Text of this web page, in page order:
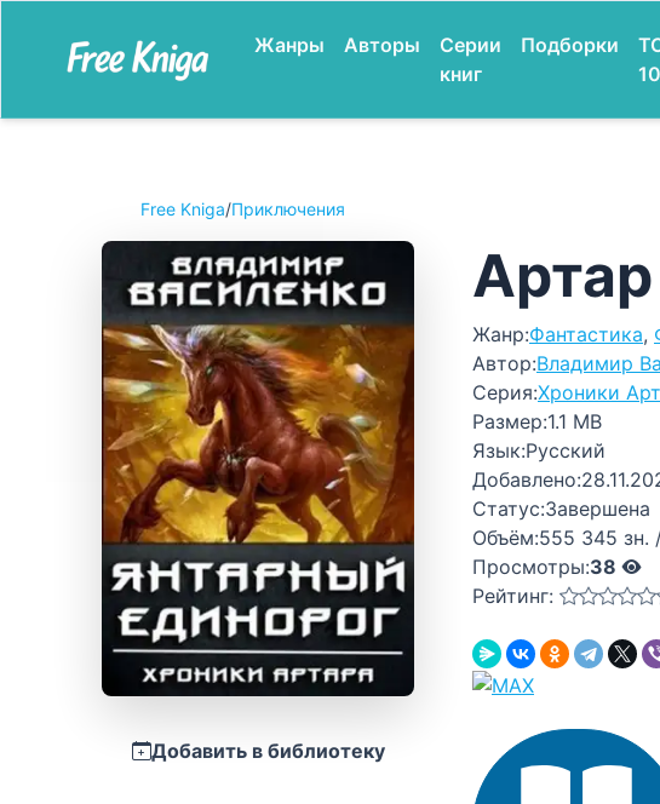
Жанры Авторы
Серии
книг
Подборки
Free Kniga/Приключения
Добавить в библиотеку
Жанр:Фантастика,
Автор:Владимир
Серия:Хроники
Размер:1.1 MB
Язык:Русский
Добавлено:
Статус:Завершена
Объём:555 345 зн.
Просмотры:38
Рейтинг: